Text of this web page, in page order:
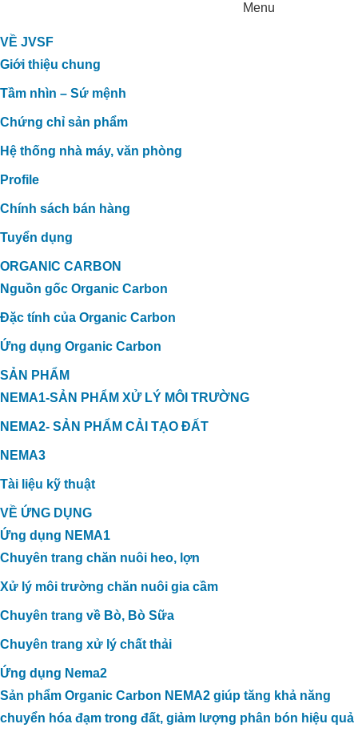
TRONG XỬ LÝ MÙI HÔI TRANG TRẠI
VỊT TẠI THẠNH HÓA, LONG AN
Menu
VỀ JVSF
Giới thiệu chung
Tầm nhìn – Sứ mệnh
Chứng chỉ sản phẩm
Hệ thống nhà máy, văn phòng
Profile
Chính sách bán hàng
Tuyển dụng
ORGANIC CARBON
Nguồn gốc Organic Carbon
Đặc tính của Organic Carbon
Ứng dụng Organic Carbon
SẢN PHẨM
NEMA1-SẢN PHẨM XỬ LÝ MÔI TRƯỜNG
NEMA2- SẢN PHẨM CẢI TẠO ĐẤT
NEMA3
Tài liệu kỹ thuật
VỀ ỨNG DỤNG
Ứng dụng NEMA1
Chuyên trang chăn nuôi heo, lợn
Xử lý môi trường chăn nuôi gia cầm
Chuyên trang về Bò, Bò Sữa
Chuyên trang xử lý chất thải
Ứng dụng Nema2
Sản phẩm Organic Carbon NEMA2 giúp tăng khả năng
chuyển hóa đạm trong đất, giảm lượng phân bón hiệu quả